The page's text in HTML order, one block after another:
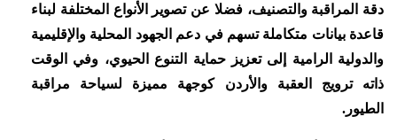
دقة المراقبة والتصنيف، فضلا عن تصوير الأنواع المختلفة لبناء
قاعدة بيانات متكاملة تسهم في دعم الجهود المحلية والإقليمية
والدولية الرامية إلى تعزيز حماية التنوع الحيوي، وفي الوقت
ذاته ترويج العقبة والأردن كوجهة مميزة لسياحة مراقبة
الطيور.